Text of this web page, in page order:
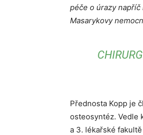
péče o úrazy
Masarykovy
Přednosta Kopp je
osteosyntéz. Vedle
a 3. lékařské